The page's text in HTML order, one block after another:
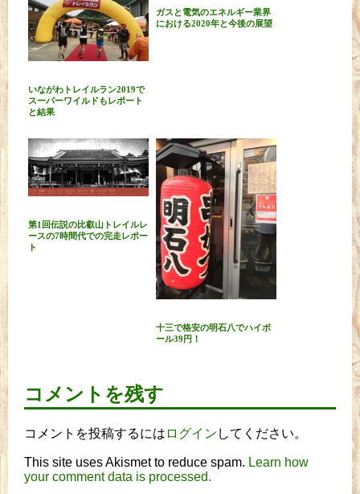
いながわトレイルラン2019で
スーパーワイルドもレポート
と結果
ガスと電気のエネルギー業界
における2020年と今後の展望
第1回伝説の比叡山トレイルレ
ースの7時間代での完走レポー
ト
十三で格安の明石八でハイボ
ール39円！
コメントを残す
コメントを投稿するには ログイン してください。
This site uses Akismet to reduce spam. Learn how
your comment data is processed.